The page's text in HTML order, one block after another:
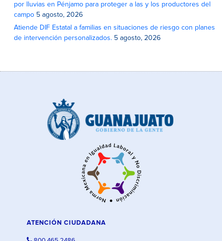
por lluvias en Pénjamo para proteger a las y los productores del
campo 5 agosto, 2026
Atiende DIF Estatal a familias en situaciones de riesgo con planes
de intervención personalizados. 5 agosto, 2026
ATENCIÓN CIUDADANA